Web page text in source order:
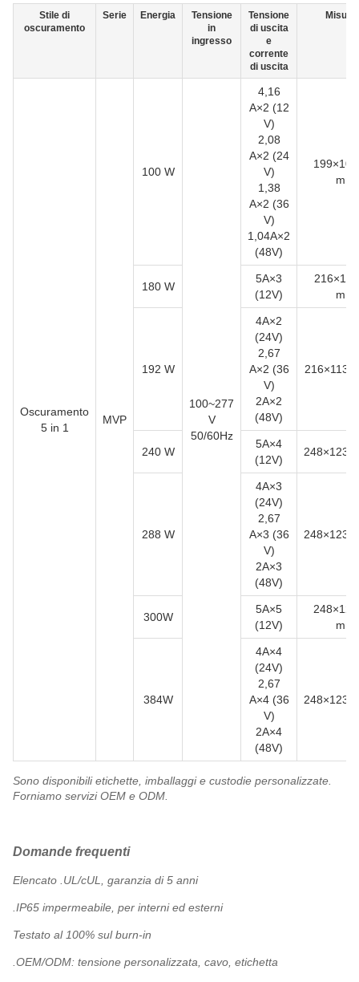
Stile di
oscuramento
Serie Energia
Tensione
in
ingresso
Tensione
di uscita
e
corrente
di uscita
Oscuramento
5 in 1
MVP
100 W
100~277
V
50/60Hz
4,16
A×2 (12
V)
2,08
A×2 (24
V)
1,38
A×2 (36
V)
1,04A×2
(48V)
mm
180 W
5A×3
(12V)
mm
192 W
4A×2
(24V)
2,67
A×2 (36
V)
2A×2
(48V)
240 W
5A×4
(12V)
288 W
4A×3
(24V)
2,67
A×3 (36
V)
2A×3
(48V)
300W
5A×5
(12V)
mm
384W
4A×4
(24V)
2,67
A×4 (36
V)
2A×4
(48V)
Sono disponibili etichette, imballaggi e custodie personalizzate.
Forniamo servizi OEM e ODM.
Domande frequenti
Elencato .UL/cUL, garanzia di 5 anni
.IP65 impermeabile, per interni ed esterni
Testato al 100% sul burn-in
.OEM/ODM: tensione personalizzata, cavo, etichetta